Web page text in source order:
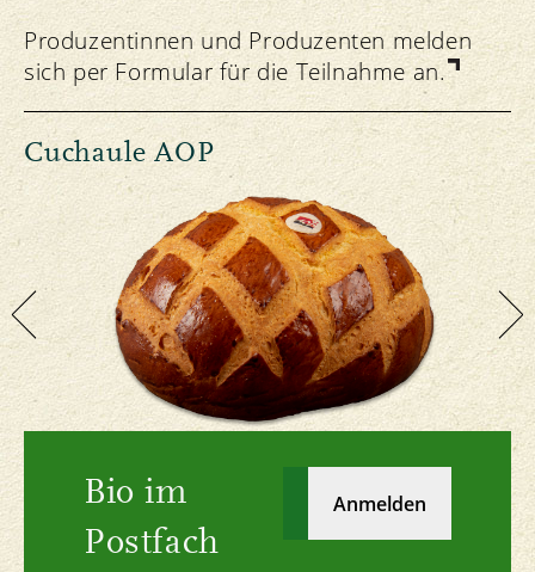
Produzentinnen und Produzenten melden
sich per Formular für die Teilnahme an.
Cuchaule AOP
Bio im
Postfach